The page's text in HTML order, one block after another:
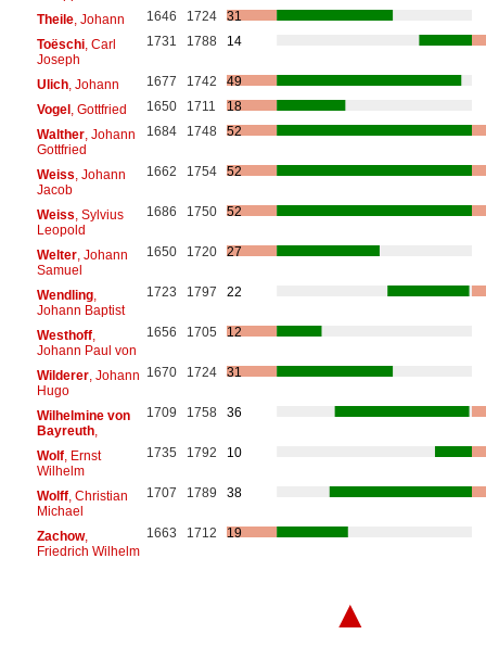
Theile, Johann 1646 1724
31
Toëschi, Carl
Joseph
1731 1788 14
Ulich, Johann 1677 1742
49
Vogel, Gottfried 1650 1711
18
Walther, Johann
Gottfried
1684 1748 52
Weiss , Johann
Jacob
1662 1754 52
Weiss , Sylvius
Leopold
1686 1750 52
Welter, Johann
Samuel
1650 1720 27
Wendling,
Johann Baptist
1723 1797 22
Westhoff,
Johann Paul von
1656 1705 12
Wilderer, Johann
Hugo
1670 1724 31
Wilhelmine von
Bayreuth,
1709 1758 36
Wolf, Ernst
Wilhelm
1735 1792 10
Wolff, Christian
Michael
1707 1789 38
Zachow,
Friedrich Wilhelm
1663 1712 19
▲